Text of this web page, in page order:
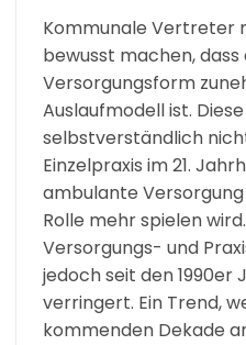
Kommunale Vertreter
bewusst machen, dass
Versorgungsform
Auslaufmodell ist.
selbstverständlich
Einzelpraxis im 21.
ambulante
Rolle mehr spielen
Versorgungs- und
jedoch seit den 1990er
verringert. Ein Trend,
kommenden Dekade